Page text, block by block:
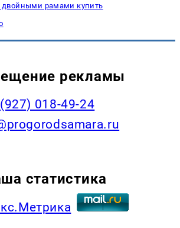
двойными рамами купить
рекламы
018-49-24
статистика